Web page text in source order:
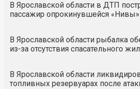
В Ярославской области в ДТП
пассажир опрокинувшейся «Нивы»
В Ярославской области рыбалка
из-за отсутствия спасательного
В Ярославской области
топливных резервуарах после